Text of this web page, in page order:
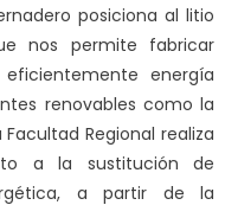
posiciona al litio
nos permite fabricar
energía
renovables como la
Regional realiza
a la sustitución de
a partir de la